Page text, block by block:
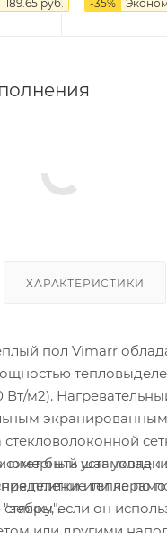
1189.65руб.
-35%
ХАРАКТЕРИСТИКИ
пол Vimarr
Вт/м2).
шаг
тепла по
"зебры".
быть установлен
плитки или
если он